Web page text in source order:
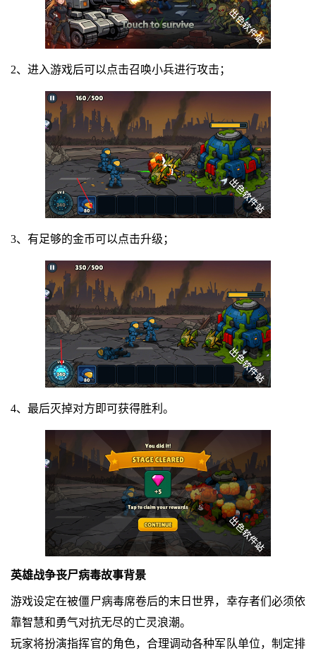
2、进入游戏后可以点击召唤小兵进行攻击；
3、有足够的金币可以点击升级；
4、最后灭掉对方即可获得胜利。
英雄战争丧尸病毒故事背景
游戏设定在被僵尸病毒席卷后的末日世界，幸存者们必须依
靠智慧和勇气对抗无尽的亡灵浪潮。
玩家将扮演指挥官的角色，合理调动各种军队单位，制定排